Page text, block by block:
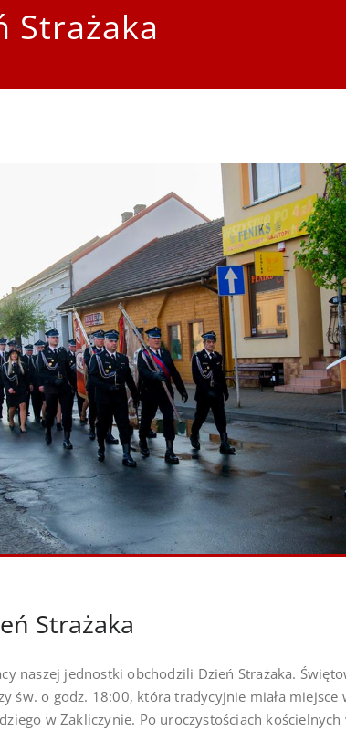
Strażaka
Strażaka
naszej jednostki obchodzili Dzień Strażaka.
św. o godz. 18:00, która tradycyjnie miała miejsce
w Zakliczynie. Po uroczystościach kościelnych